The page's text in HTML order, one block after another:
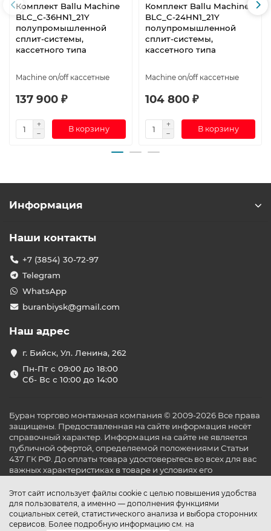
Комплект Ballu Machine
BLC_C-36HN1_21Y
полупромышленной
сплит-системы,
кассетного типа
Machine on/off кассетные
137 900 ₽
В корзину
Комплект Ballu Machine
BLC_C-24HN1_21Y
полупромышленной
сплит-системы,
кассетного типа
Machine on/off кассетные
104 800 ₽
В корзину
Этот сайт использует файлы cookie с целью повышения удобства
для пользователя, а именно — дополнения функциями
социальных сетей, статистического анализа и выбора сторонних
сервисов. Более подробную информацию см. на
Информация
Наши контакты
+7 (3854) 30-72-97
Telegram
WhatsApp
buranbiysk@gmail.com
Наш адрес
г. Бийск, Ул. Ленина, 262
Пн-Пт с 09:00 до 18:00
Сб- Вс с 10:00 до 14:00
Буран торгово монтажная компания © 2009-2026 Все права
защищены. Предоставленная на сайте информация несёт
справочный характер. Информация на сайте не является
публичной офертой, определяемой положениями Статьи
437 ГК РФ. До оплаты товара удостоверьтесь во всех для вас
важных характеристиках в товаре и условиях его